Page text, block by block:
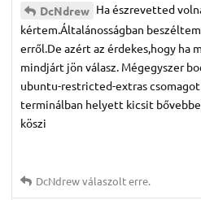
DcNdrew Ha észrevetted
kértem.Általánosságban
erről.De azért az érdekes,hogy ha
mindjárt jön válasz. Mégegyszer
ubuntu-restricted-extras
terminálban helyett kicsit
köszi
DcNdrewválaszolt erre.